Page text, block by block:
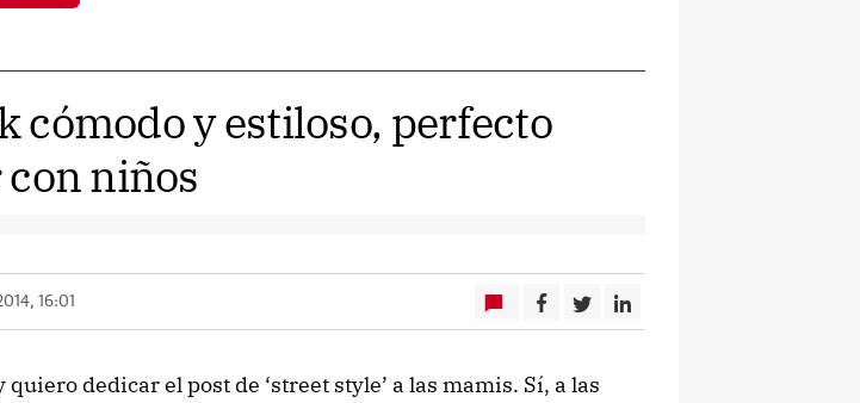
cómodo y estiloso, perfecto
niños
16:01
quiero dedicar el post de ‘street style’ a las mamis. Sí, a las